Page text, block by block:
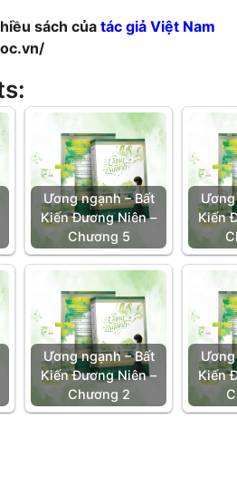
sách củatác giả Việt Nam
Ương ngạnh – Bất
Kiến Đương Niên –
Chương 5
Kiến
Ương ngạnh – Bất
Kiến Đương Niên –
Chương 2
Kiến